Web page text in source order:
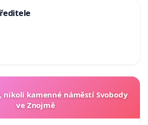
nikoli kamenné náměstí Svobody
ve Znojmě